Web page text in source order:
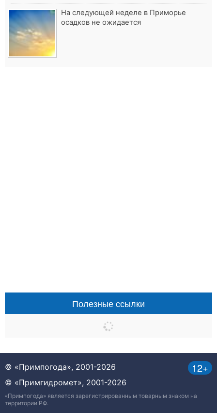
На следующей неделе в Приморье
осадков не ожидается
Полезные ссылки
12+
© «Примпогода», 2001-2026
© «Примгидромет», 2001-2026
«Примпогода» является зарегистрированным товарным знаком на
территории РФ.